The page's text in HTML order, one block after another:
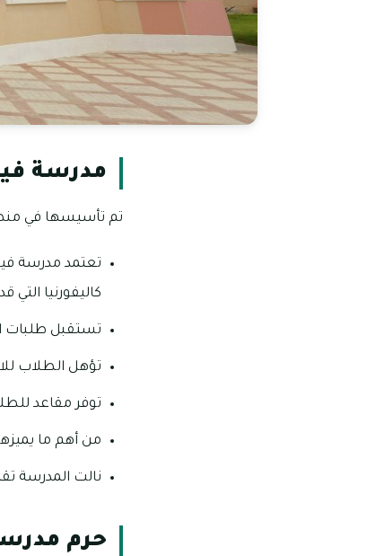
مدرسة
تم تأسيسها في منطقة محيصنة دبي في عام
تعتمد مدرسة
كاليفورنيا
تستقبل طلبات الالتحاق
تؤهل الطلاب
توفر مقاعد
من أهم ما يميزها هو
نالت المدرسة
حرم